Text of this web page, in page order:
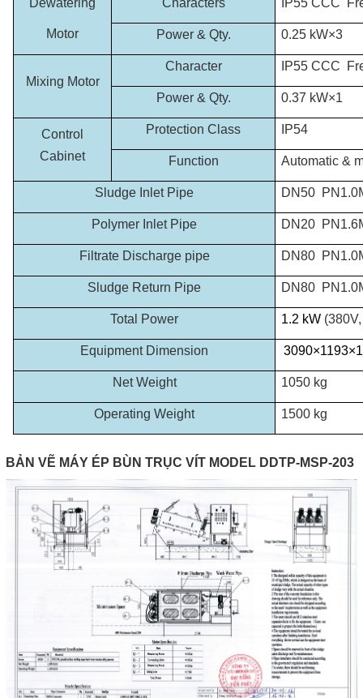
Dewatering
Motor
Characters IP55 CCC
Power & Qty. 0.25 kW×3
Mixing Motor
Character IP55 CCC
Power & Qty. 0.37 kW×1
Control
Cabinet
Protection Class IP54
Function Automatic &
Sludge Inlet Pipe DN50
Polymer Inlet Pipe DN20
Filtrate Discharge pipe DN80
Sludge Return Pipe DN80
Total Power 1.2 kW
Equipment Dimension
Net Weight 1050 kg
Operating Weight 1500 kg
BẢN VẼ MÁY ÉP BÙN TRỤC VÍT MODEL DDTP-MSP-203